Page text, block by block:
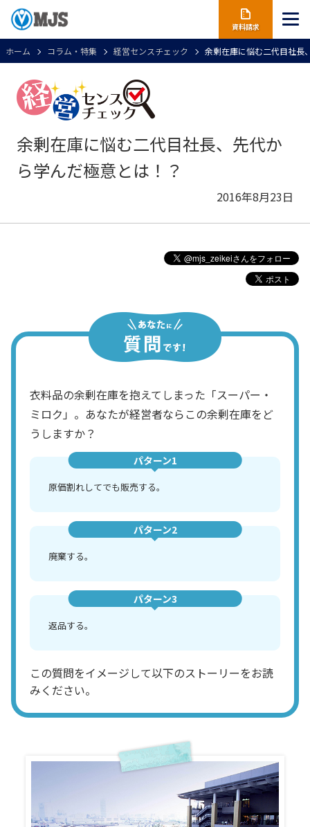
資料請求
ホーム コラム・特集 経営センスチェック 余剰在庫に悩む二代目社長
余剰在庫に悩む二代目社長、先代か
ら学んだ極意とは！？
2016年8月23日
衣料品の余剰在庫を抱えてしまった「スーパー・
ミロク」。あなたが経営者ならこの余剰在庫をど
うしますか？
パターン1
原価割れしてでも販売する。
パターン2
廃棄する。
パターン3
返品する。
この質問をイメージして以下のストーリーをお読
みください。